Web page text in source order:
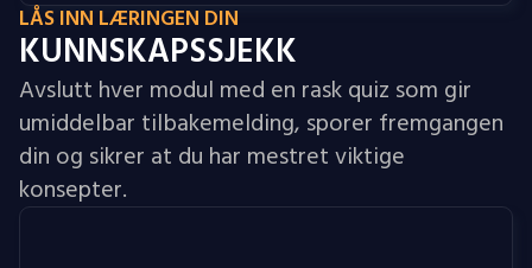
LÅS INN LÆRINGEN DIN
KUNNSKAPSSJEKK
Avslutt hver modul med en rask quiz som gir
umiddelbar tilbakemelding, sporer fremgangen
din og sikrer at du har mestret viktige
konsepter.